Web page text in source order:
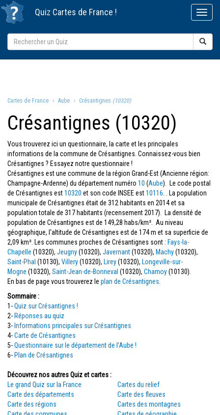
Quiz Cartes de France !
Cartes de France Aube Crésantignes (10320)
Crésantignes (10320)
Vous trouverez ici un questionnaire, la carte et les principales
informations de la commune de Crésantignes. Connaissez-vous bien
Crésantignes ? Essayez notre questionnaire !
Crésantignes est une commune de la région Grand-Est (Ancienne région:
Champagne-Ardenne) du département numéro 10 (Aube). Le code postal
de Crésantignes est10320 et son code INSEE est10116 . . La population
municipale de Crésantignes était de 312 habitants en 2014 et sa
population totale de 317 habitants (recensement 2017). La densité de
population de Crésantignes est de 149,28 habs/km². Au niveau
géographique, l'altitude de Crésantignes est de 174 m et sa superficie de
2,09 km². Les communes proches de Crésantignes sont : Fays-la-
Chapelle (10320), Jeugny(10320), Javernant(10320), Machy(10320),
Saint-Phal (10130), Villery(10320), Lirey(10320), Longeville-sur-
Mogne (10320), Saint-Jean-de-Bonneval (10320), Chamoy(10130).
En bas de page vous trouverez le plan de Crésantignes
Sommaire :
1-Quiz sur Crésantignes !
2- Réponses au quiz
3- Informations principales sur Crésantignes
4-Carte de Crésantignes
5-Questionnaire sur le département de l'Aube !
6- Plan de Crésantignes
Découvrez nos autres Quiz et cartes :
Le grand Quiz sur la France
Carte des départements
Carte des régions
Cartes du relief
Carte des fleuves
Cartes des montagnes